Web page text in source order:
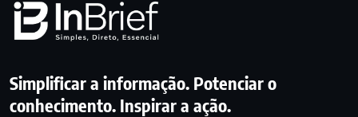
Simplificar a informação. Potenciar o
conhecimento. Inspirar a ação.